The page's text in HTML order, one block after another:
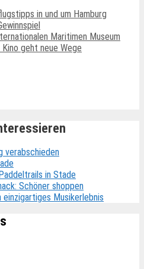
in und um Hamburg
Maritimen Museum
geht neue Wege
verabschieden
in Stade
Schöner shoppen
einzigartiges Musikerlebnis